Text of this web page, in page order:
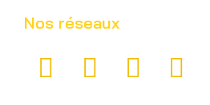
Nos réseaux